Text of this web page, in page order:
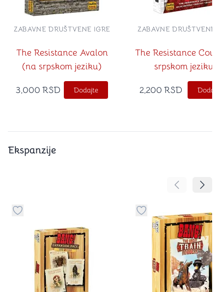
The Resistance Avalon
(na srpskom jeziku)
ZABAVNE DRUŠTVENE IGRE
3,000 RSD Dodajte
The Resistance
srpskom jeziku)
ZABAVNE DRUŠTVENE
2,200 RSD
Ekspanzije
Pomeranje
Dugme za dodavanje stvari u kategoriju omiljeno
Dugme za dodavanje